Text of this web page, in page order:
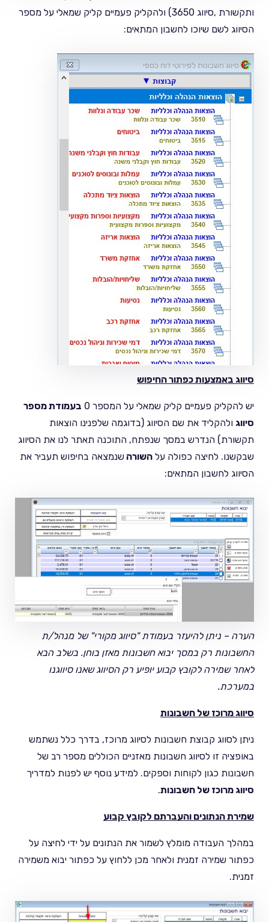
ותקשורת ,סיווג 3650) ולהקליק פעמיים קליק שמאלי על מספר
הסיווג לשם שיוכו לחשבון המתאים:
סיווג באמצעות כפתור החיפוש
יש להקליק פעמיים קליק שמאלי על המספר 0
בעמודת מספר
סיווג ולהקליד את שם הסיווג (בדוגמה שלפנינו הוצאות
תקשורת) הנדרש במסך שנפתח, התוכנה תאתר לנו את הסיווג
שבקשנו. לחיצה כפולה על השורה שנמצאה בחיפוש תעביר את
הסיווג לחשבון המתאים:
הערה – ניתן להיעזר בעמודת "סיווג מקורי" של מנהל/ת
החשבונות רק במסך יבוא חשבונות מאזן בוחן. בשלב הבא
לאחר שמירה לקובץ קבוע יופיע רק הסיווג שאנו סיווגנו
במערכת.
סיווג מרוכז של חשבונות
ניתן לסווג קבוצת חשבונות לסיווג מרוכז, בדרך כלל נשתמש
באופציה זו לסיווג חשבונות מאזניים הכוללים מספר רב של
חשבונות כגון לקוחות וספקים. למידע נוסף יש לפנות למדריך
סיווג מרוכז של חשבונות.
שמירת הנתונים והעברתם לקובץ קבוע
במהלך העבודה מומלץ לשמור את הנתונים על ידי לחיצה על
כפתור שמירה זמנית ולאחר מכן ללחוץ על כפתור יבוא משמירה
זמנית.